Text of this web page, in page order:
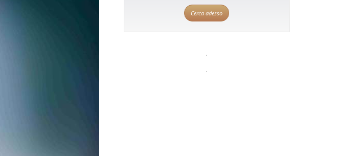
Cerca adesso